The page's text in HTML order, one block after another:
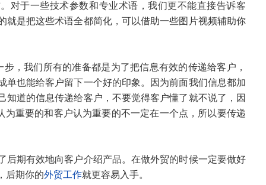
对于一些技术参数和专业术语，我们更不能直接告诉客
就是把这些术语全都简化，可以借助一些图片视频辅助你
，我们所有的准备都是为了把信息有效的传递给客户，
单也能给客户留下一个好的印象。因为前面我们信息都加
道的信息传递给客户，不要觉得客户懂了就不说了，因
重要的和客户认为重要的不一定在一个点，所以要传递
后期有效地向客户介绍产品。在做外贸的时候一定要做好
后期你的外贸工作就更容易入手。